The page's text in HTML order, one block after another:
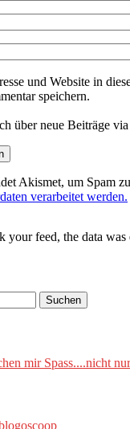
und Website in
speichern.
über neue Beiträge
Akismet, um Spam
verarbeitet werden.
your feed, the data
mir Spass....nicht